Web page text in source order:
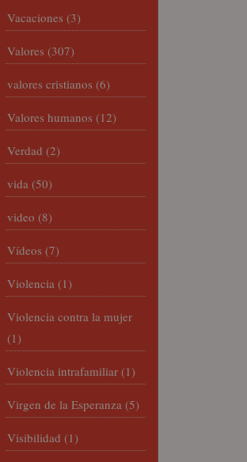
Vacaciones (3)
Valores (307)
valores cristianos (6)
Valores humanos (12)
Verdad (2)
vida (50)
video (8)
Vídeos (7)
Violencia (1)
Violencia contra la mujer
(1)
Violencia intrafamiliar (1)
Virgen de la Esperanza (5)
Visibilidad (1)